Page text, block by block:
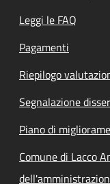
Leggi le FAQ
Pagamenti
Riepilogo
Segnalazione
Piano di
Comune di Lacco